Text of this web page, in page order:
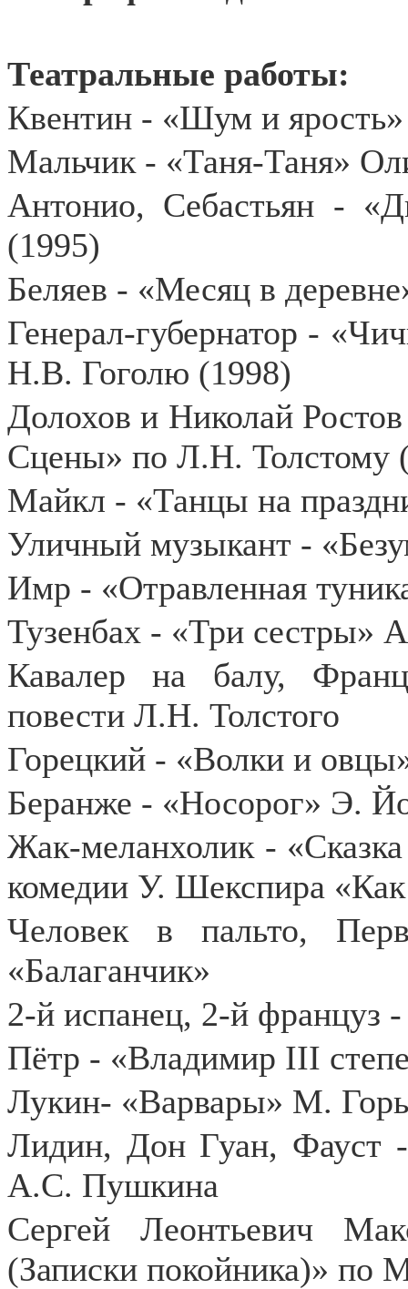
Театральные работы:
Квентин - «Шум и
Мальчик - «Таня-Таня»
Антонио, Себастьян -
(1995)
Беляев - «Месяц в
Генерал-губернатор -
Н.В. Гоголю (1998)
Долохов и Николай
Сцены» по Л.Н. Толстому
Майкл - «Танцы на
Уличный музыкант -
Имр - «Отравленная
Тузенбах - «Три сестры»
Кавалер на балу,
повести Л.Н. Толстого
Горецкий - «Волки и
Беранже - «Носорог» Э.
Жак-меланхолик -
комедии У. Шекспира «Как
Человек в пальто,
«Балаганчик»
2-й испанец, 2-й француз
Пётр - «Владимир III
Лукин- «Варвары» М.
Лидин, Дон Гуан, Фауст -
А.С. Пушкина
Сергей Леонтьевич
(Записки покойника)» по